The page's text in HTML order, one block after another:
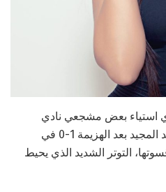
استياء بعض مشجعي نادي
الزمالك تجاه المدافع حسام عبد المجيد بعد الهزيمة 1-0 في
التوتر الشديد الذي يحيط